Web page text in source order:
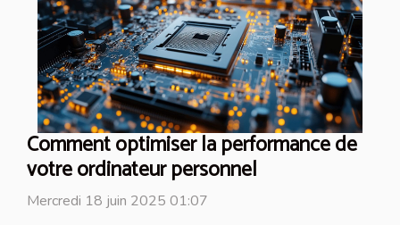
Comment optimiser la performance de
votre ordinateur personnel
Mercredi 18 juin 2025 01:07